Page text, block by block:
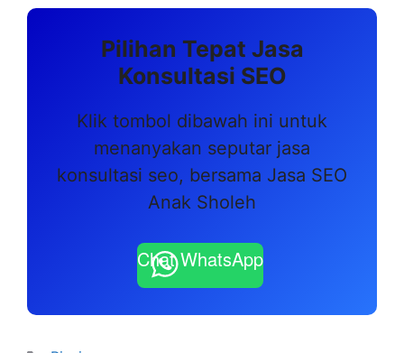
Pilihan Tepat Jasa
Konsultasi SEO
Klik tombol dibawah ini untuk
menanyakan seputar jasa
konsultasi seo, bersama Jasa SEO
Anak Sholeh
Chat WhatsApp